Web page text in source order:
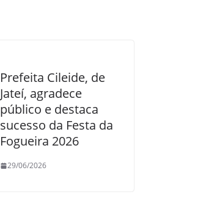
Prefeita Cileide, de
Jateí, agradece
público e destaca
sucesso da Festa da
Fogueira 2026
29/06/2026